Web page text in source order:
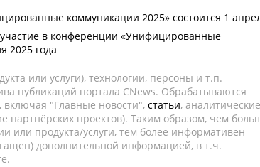
коммуникации 2025» состоится 1
в конференции «Унифицированные
2025 года
или услуги), технологии, персоны и т.п.
публикаций портала CNews. Обрабатываются
, включая "Главные новости", статьи, аналитические
партнёрских проектов). Таким образом, чем
или продукта/услуги, тем более информативен
дополнительной информацией, в т.ч.